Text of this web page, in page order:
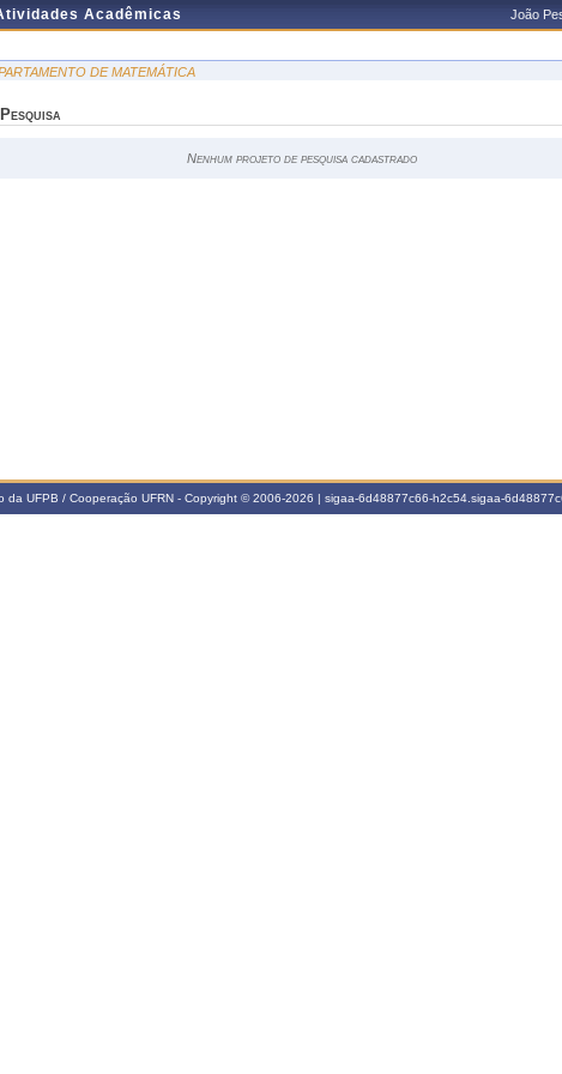
Acadêmicas João
DE MATEMÁTICA
Nenhum projeto de pesquisa cadastrado
UFPB / Cooperação UFRN - Copyright © 2006-2026 | sigaa-6d48877c66-h2c54.sigaa-